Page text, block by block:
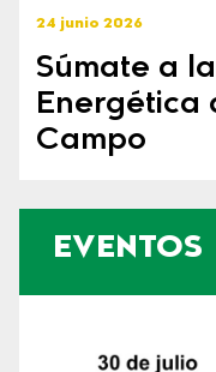
24 junio 2026
Súmate a
Energética
Campo
EVENTOS